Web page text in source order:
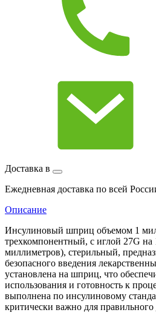
Доставка в
Ежедневная доставка по всей
Описание
Инсулиновый шприц объемом 1
трехкомпонентный, с иглой 27G
миллиметров), стерильный,
безопасного введения
установлена на шприц, что
использования и готовность к
выполнена по инсулиновому
критически важно для